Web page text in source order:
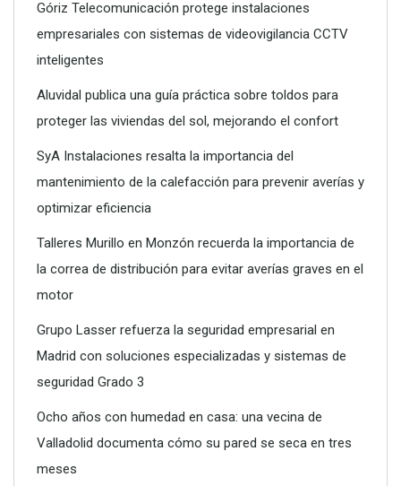
Góriz Telecomunicación protege instalaciones
empresariales con sistemas de videovigilancia CCTV
inteligentes
Aluvidal publica una guía práctica sobre toldos para
proteger las viviendas del sol, mejorando el confort
SyA Instalaciones resalta la importancia del
mantenimiento de la calefacción para prevenir averías y
optimizar eficiencia
Talleres Murillo en Monzón recuerda la importancia de
la correa de distribución para evitar averías graves en el
motor
Grupo Lasser refuerza la seguridad empresarial en
Madrid con soluciones especializadas y sistemas de
seguridad Grado 3
Ocho años con humedad en casa: una vecina de
Valladolid documenta cómo su pared se seca en tres
meses